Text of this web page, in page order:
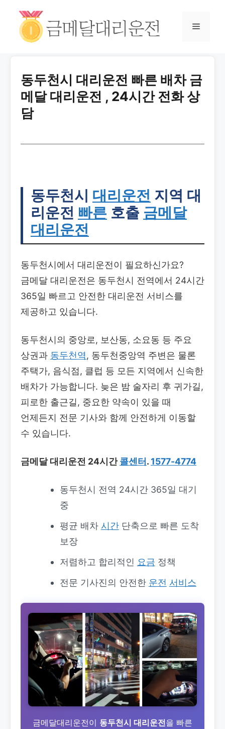
동두천시 대리운전 빠른 배차 금
메달 대리운전 , 24시간 전화 상
담
동두천시 대리운전 지역 대
리운전 빠른 호출 금메달
대리운전
동두천시에서 대리운전이 필요하신가요?
금메달 대리운전은 동두천시 전역에서 24시간
365일 빠르고 안전한 대리운전 서비스를
제공하고 있습니다.
동두천시의 중앙로, 보산동, 소요동 등 주요
상권과 동두천역, 동두천중앙역 주변은 물론
주택가, 음식점, 클럽 등 모든 지역에서 신속한
배차가 가능합니다. 늦은 밤 술자리 후 귀가길,
피로한 출근길, 중요한 약속이 있을 때
언제든지 전문 기사와 함께 안전하게 이동할
수 있습니다.
금메달 대리운전 24시간콜센터 .1577-4774
동두천시 전역 24시간 365일 대기
중
평균 배차 시간단축으로 빠른 도착
보장
저렴하고 합리적인 요금 정책
전문 기사진의 안전한 운전 서비스
금메달대리운전이 동두천시 대리운전을 빠른